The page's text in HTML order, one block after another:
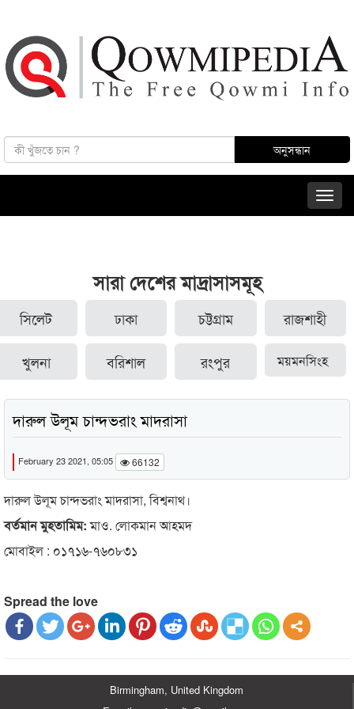
সারা দেশের মাদ্রাসাসমূহ
সিলেট ঢাকা চট্টগ্রাম রাজশাহী
খুলনা বরিশাল রংপুর ময়মনসিংহ
দারুল উলূম চান্দভরাং মাদরাসা
February 23 2021, 05:05 66132
দারুল উলূম চান্দভরাং মাদরাসা, বিশ্বনাথ।
বর্তমান মুহতামিম:মাও. লোকমান আহমদ
মোবাইল : ০১৭১৬-৭৬০৮৩১
Spread the love
Birmingham, United Kingdom